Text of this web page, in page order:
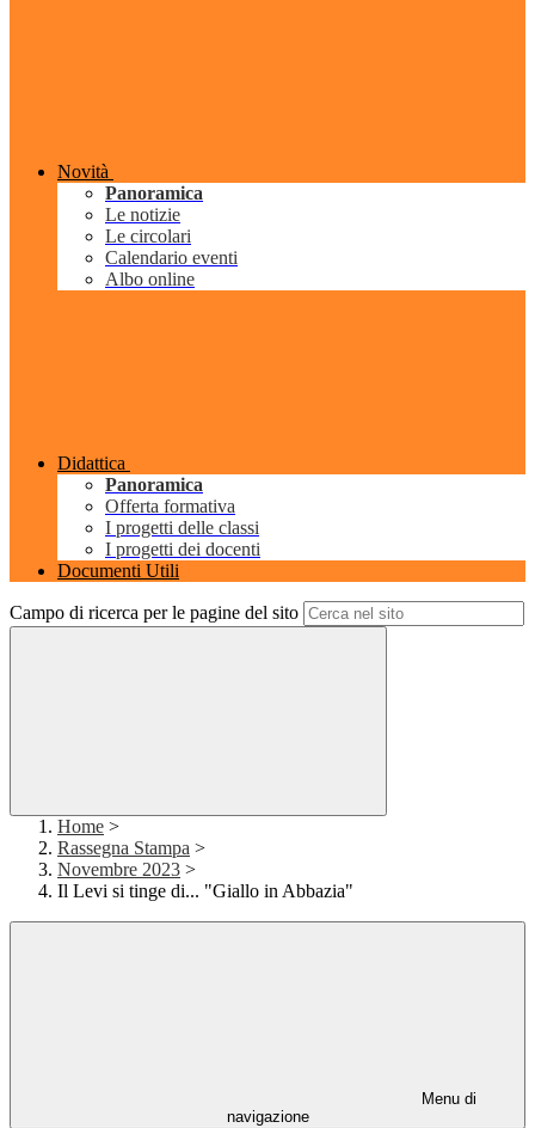
Novità
Panoramica
Le notizie
Le circolari
Calendario eventi
Albo online
Didattica
Panoramica
Offerta formativa
I progetti delle classi
I progetti dei docenti
Documenti Utili
Campo di ricerca per le pagine del sito
Home >
Rassegna Stampa >
Novembre 2023 >
Il Levi si tinge di... "Giallo in Abbazia"
Menu di
navigazione